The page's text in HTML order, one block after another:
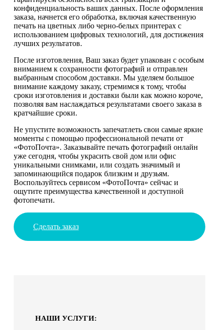
конфиденциальность ваших данных. После оформления
заказа, начнется его обработка, включая качественную
печать на цветных либо черно-белых принтерах с
использованием цифровых технологий, для достижения
лучших результатов.
После изготовления, Ваш заказ будет упакован с особым
вниманием к сохранности фотографий и отправлен
выбранным способом доставки. Мы уделяем большое
внимание каждому заказу, стремимся к тому, чтобы
сроки изготовления и доставки были как можно короче,
позволяя вам наслаждаться результатами своего заказа в
кратчайшие сроки.
Не упустите возможность запечатлеть свои самые яркие
моменты с помощью профессиональной печати от
«ФотоПочта». Заказывайте печать фотографий онлайн
уже сегодня, чтобы украсить свой дом или офис
уникальными снимками, или создать значимый и
запоминающийся подарок близким и друзьям.
Воспользуйтесь сервисом «ФотоПочта» сейчас и
ощутите преимущества качественной и доступной
фотопечати.
Сделать заказ
НАШИ УСЛУГИ: